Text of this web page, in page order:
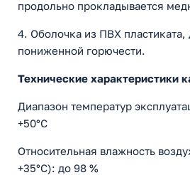
продольно прокладывается
4. Оболочка из ПВХ пластиката,
пониженной горючести.
Технические характеристики
Диапазон температур
+50°С
Относительная влажность
+35°С): до 98 %